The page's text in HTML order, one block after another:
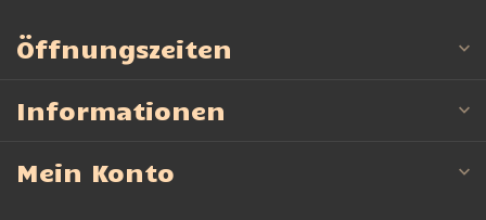
Öffnungszeiten
Informationen
Mein Konto